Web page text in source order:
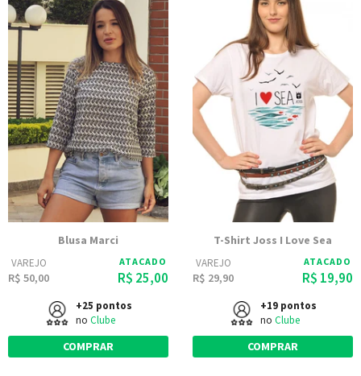
Blusa Marci
VAREJO
R$ 50,00
ATACADO
R$ 25,00
+25 pontos
no Clube
COMPRAR
T-Shirt Joss I Love Sea
VAREJO
R$ 29,90
ATACADO
R$ 19,90
+19 pontos
no Clube
COMPRAR